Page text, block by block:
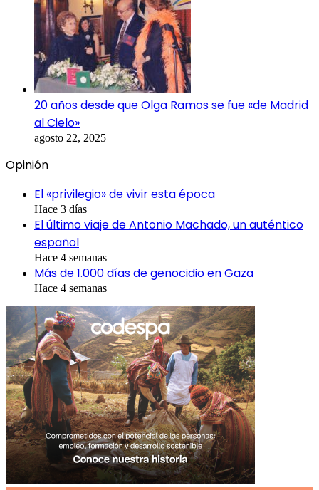
20 años desde que Olga Ramos se fue «de Madrid
al Cielo»
agosto 22, 2025
Opinión
El «privilegio» de vivir esta época
Hace 3 días
El último viaje de Antonio Machado, un auténtico
español
Hace 4 semanas
Más de 1.000 días de genocidio en Gaza
Hace 4 semanas